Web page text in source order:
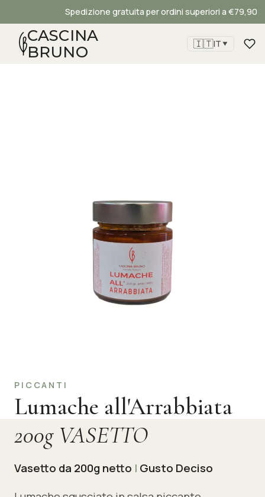
Spedizione gratuita per ordini superiori a €79,90
CASCINA
BRUNO
🇮🇹IT ▼
PICCANTI
Lumache all'Arrabbiata
200g VASETTO
Vasetto da 200g netto | Gusto Deciso